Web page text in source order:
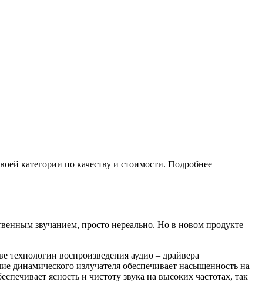
категории по качеству и стоимости. Подробнее
звучанием, просто нереально. Но в новом продукте
технологии воспроизведения аудио – драйвера
динамического излучателя обеспечивает насыщенность на
ясность и чистоту звука на высоких частотах, так